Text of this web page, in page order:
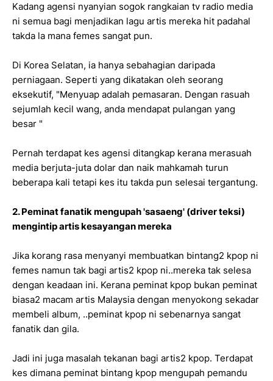
Kadang agensi nyanyian sogok rangkaian tv radio media
ni semua bagi menjadikan lagu artis mereka hit padahal
takda la mana femes sangat pun.
Di Korea Selatan, ia hanya sebahagian daripada
perniagaan. Seperti yang dikatakan oleh seorang
eksekutif, "Menyuap adalah pemasaran. Dengan rasuah
sejumlah kecil wang, anda mendapat pulangan yang
besar "
Pernah terdapat kes agensi ditangkap kerana merasuah
media berjuta-juta dolar dan naik mahkamah turun
beberapa kali tetapi kes itu takda pun selesai tergantung.
2. Peminat fanatik mengupah 'sasaeng' (driver teksi)
mengintip artis kesayangan mereka
Jika korang rasa menyanyi membuatkan bintang2 kpop ni
femes namun tak bagi artis2 kpop ni..mereka tak selesa
dengan keadaan ini. Kerana peminat kpop bukan peminat
biasa2 macam artis Malaysia dengan menyokong sekadar
membeli album, ..peminat kpop ni sebenarnya sangat
fanatik dan gila.
Jadi ini juga masalah tekanan bagi artis2 kpop. Terdapat
kes dimana peminat bintang kpop mengupah pemandu